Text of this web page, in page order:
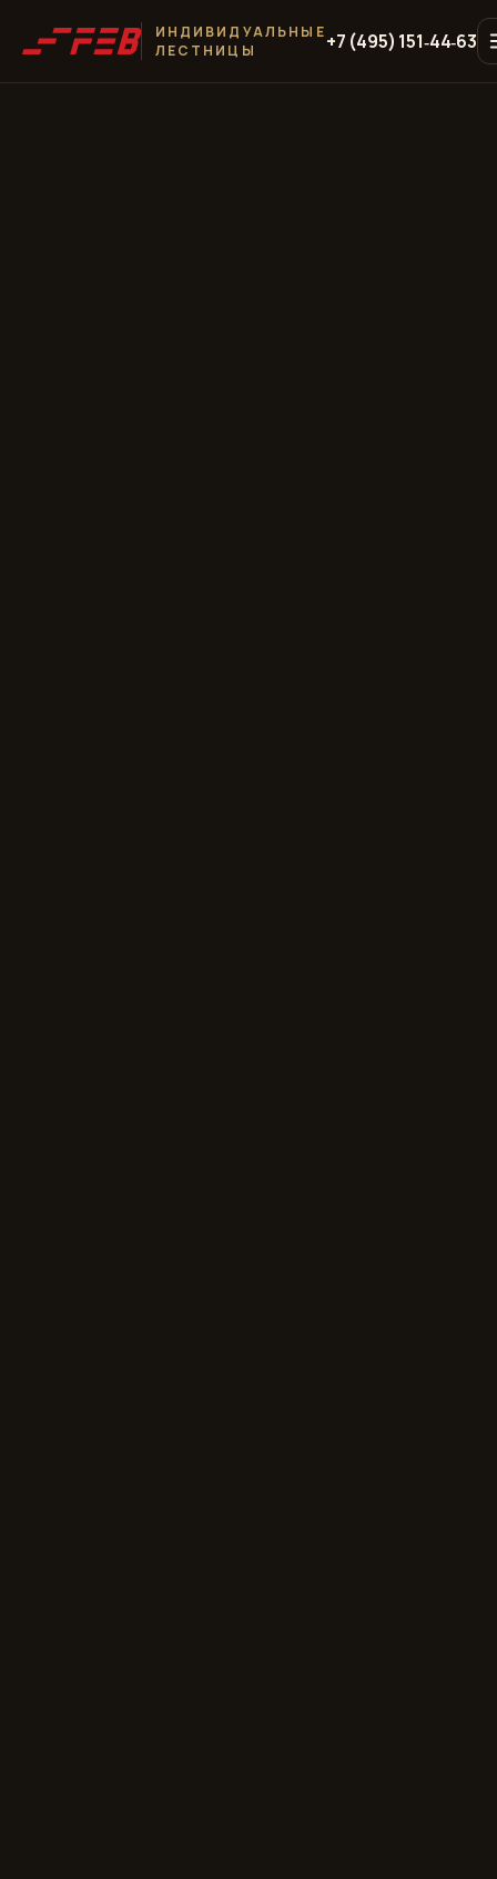
ИНДИВИДУАЛЬНЫЕ
ЛЕСТНИЦЫ
+7 (495) 151‑44‑63